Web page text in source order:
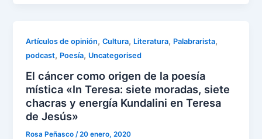
Artículos de opinión,Cultura, Literatura, Palabrarista,
podcast, Poesía, Uncategorised
El cáncer como origen de la poesía
mística «In Teresa: siete moradas, siete
chacras y energía Kundalini en Teresa
de Jesús»
Rosa Peñasco /20 enero, 2020